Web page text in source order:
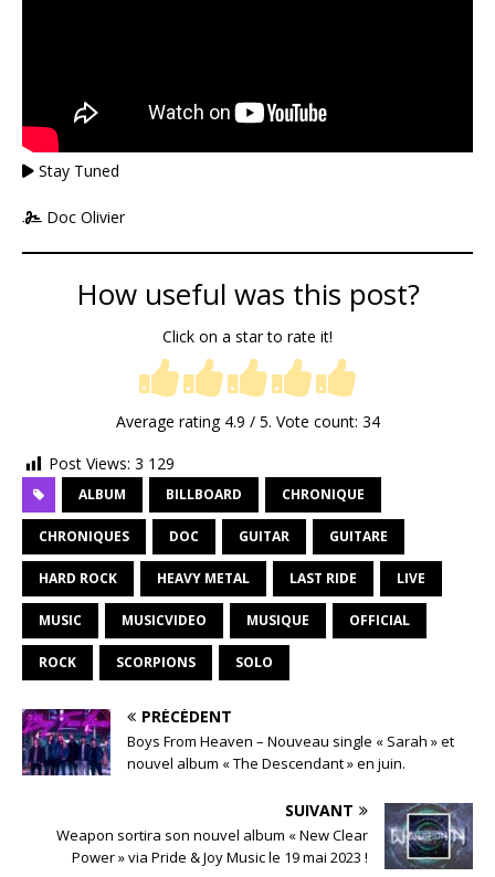
Stay Tuned
Doc Olivier
How useful was this post?
Click on a star to rate it!
Average rating 4.9 / 5. Vote count: 34
Post Views: 3 129
ALBUM BILLBOARD CHRONIQUE
CHRONIQUES DOC GUITAR GUITARE
HARD ROCK HEAVY METAL LAST RIDE LIVE
MUSIC MUSICVIDEO MUSIQUE OFFICIAL
ROCK SCORPIONS SOLO
PRÉCÉDENT
Boys From Heaven – Nouveau single « Sarah » et
nouvel album « The Descendant » en juin.
SUIVANT
Weapon sortira son nouvel album « New Clear
Power » via Pride & Joy Music le 19 mai 2023 !